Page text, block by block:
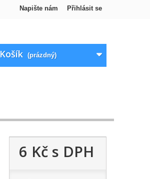
Přihlásit se
Napište nám
Košík (prázdný)
6 Kčs DPH